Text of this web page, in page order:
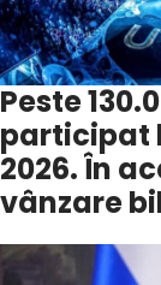
Peste
participat
2026. În
vânzare